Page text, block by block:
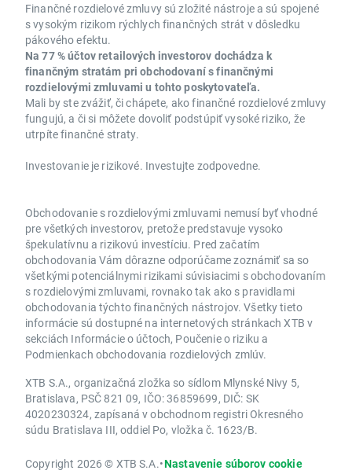
Finančné rozdielové zmluvy sú zložité nástroje a sú spojené
s vysokým rizikom rýchlych finančných strát v dôsledku
pákového efektu.
Na 77 % účtov retailových investorov dochádza k
finančným stratám pri obchodovaní s finančnými
rozdielovými zmluvami u tohto poskytovateľa.
Mali by ste zvážiť, či chápete, ako finančné rozdielové zmluvy
fungujú, a či si môžete dovoliť podstúpiť vysoké riziko, že
utrpíte finančné straty.
Investovanie je rizikové. Investujte zodpovedne.
Obchodovanie s rozdielovými zmluvami nemusí byť vhodné
pre všetkých investorov, pretože predstavuje vysoko
špekulatívnu a rizikovú investíciu. Pred začatím
obchodovania Vám dôrazne odporúčame zoznámiť sa so
všetkými potenciálnymi rizikami súvisiacimi s obchodovaním
s rozdielovými zmluvami, rovnako tak ako s pravidlami
obchodovania týchto finančných nástrojov. Všetky tieto
informácie sú dostupné na internetových stránkach XTB v
sekciách Informácie o účtoch, Poučenie o riziku a
Podmienkach obchodovania rozdielových zmlúv.
XTB S.A., organizačná zložka so sídlom Mlynské Nivy 5,
Bratislava, PSČ 821 09, IČO: 36859699, DIČ: SK
4020230324, zapísaná v obchodnom registri Okresného
súdu Bratislava III, oddiel Po, vložka č. 1623/B.
Copyright 2026 © XTB S.A.•Nastavenie súborov cookie